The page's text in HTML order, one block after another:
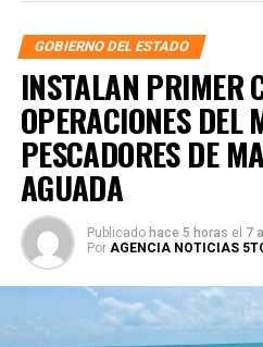
GOBIERNO DEL ESTADO
INSTALAN PRIMER
OPERACIONES DEL
PESCADORES DE
AGUADA
Publicado hace 5 horas el 7
Por AGENCIA NOTICIAS